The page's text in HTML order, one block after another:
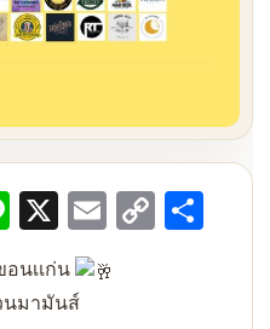
Line
X Email
Copy
นเเก่น
นมามันส์